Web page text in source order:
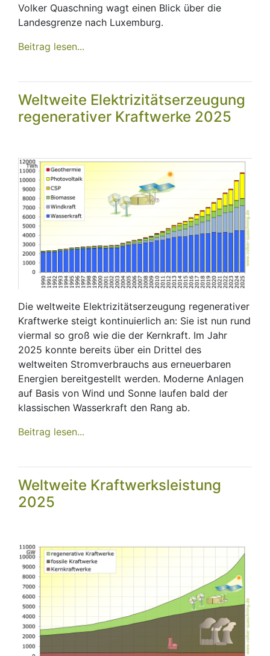
Volker Quaschning wagt einen Blick über die
Landesgrenze nach Luxemburg.
Beitrag lesen...
Weltweite Elektrizitäts­erzeugung
regene­rativer Kraftwerke 2025
Die weltweite Elektrizitätserzeugung regenerativer
Kraftwerke steigt kontinuierlich an: Sie ist nun rund
viermal so groß wie die der Kernkraft. Im Jahr
2025 konnte bereits über ein Drittel des
weltweiten Stromverbrauchs aus erneuerbaren
Energien bereitgestellt werden. Moderne Anlagen
auf Basis von Wind und Sonne laufen bald der
klassischen Wasserkraft den Rang ab.
Beitrag lesen...
Weltweite Kraftwerksleistung
2025